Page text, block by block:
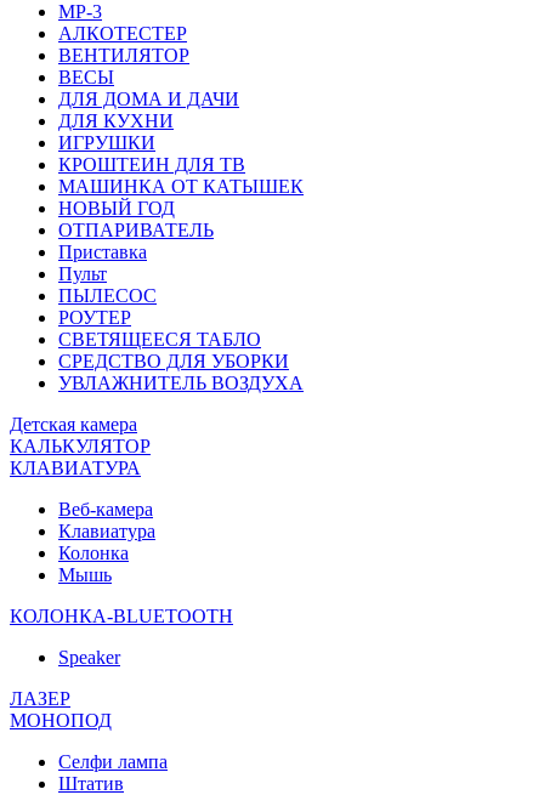
MP-3
АЛКОТЕСТЕР
ВЕНТИЛЯТОР
ВЕСЫ
ДЛЯ ДОМА И ДАЧИ
ДЛЯ КУХНИ
ИГРУШКИ
КРОШТЕИН ДЛЯ ТВ
МАШИНКА ОТ КАТЫШЕК
НОВЫЙ ГОД
ОТПАРИВАТЕЛЬ
Приставка
Пульт
ПЫЛЕСОС
РОУТЕР
СВЕТЯЩЕЕСЯ ТАБЛО
СРЕДСТВО ДЛЯ УБОРКИ
УВЛАЖНИТЕЛЬ ВОЗДУХА
Детская камера
КАЛЬКУЛЯТОР
КЛАВИАТУРА
Веб-камера
Клавиатура
Колонка
Мышь
КОЛОНКА-BLUETOOTH
Speaker
ЛАЗЕР
МОНОПОД
Селфи лампа
Штатив